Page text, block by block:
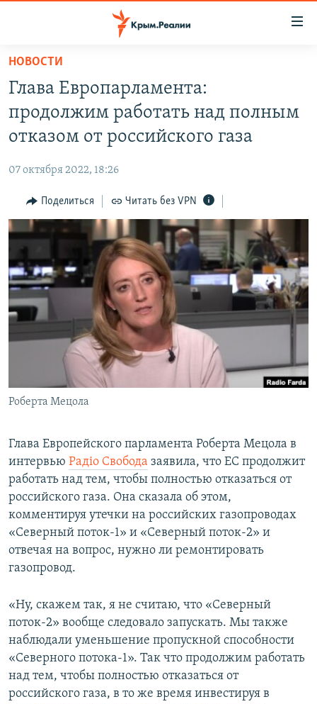
Вернуться
основному
содержанию
Вернутся
главной
навигации
Вернутся
поиску
СПЕЦПРОЕКТЫ
11 ЛЕТ ОККУПАЦИИ КРЫМА. 11 ИСТОРИЙ СОПРОТИВЛЕНИЯ
ВОДА
ЕЩЕ
ИНТЕРАКТИВ
ИНФОГРАФИКА
ТЕЛЕПРОЕКТ КРЫМ.РЕАЛИИ
СОВЕТЫ ПРАВОЗАЩИТНИКОВ
ПРОПАВШИЕ БЕЗ ВЕСТИ
ПОБЕДИТЕЛЕЙ НЕ СУДЯТ?
КРЫМ.НЕПОКОРЕННЫЙ
УКРАИНСКАЯ ПРОБЛЕМА КРЫМА
РАДІО СВОБОДА
КАК ОБОЙТИ БЛОКИРОВКУ
Українською
Qırımtatar
ПРИСОЕДИНЯЙТЕСЬ!
НОВОСТИ
Глава Европарламента:
продолжим работать над полным
отказом от российского газа
07 октября 2022, 18:26
Поделиться Читать без VPN
Роберта Мецола
Глава Европейского парламента Роберта Мецола в
интервью Радіо Свобода заявила, что ЕС продолжит
работать над тем, чтобы полностью отказаться от
российского газа. Она сказала об этом,
комментируя утечки на российских газопроводах
«Северный поток-1» и «Северный поток-2» и
отвечая на вопрос, нужно ли ремонтировать
газопровод.
«Ну, скажем так, я не считаю, что «Северный
поток-2» вообще следовало запускать. Мы также
наблюдали уменьшение пропускной способности
«Северного потока-1». Так что продолжим работать
над тем, чтобы полностью отказаться от
российского газа, в то же время инвестируя в